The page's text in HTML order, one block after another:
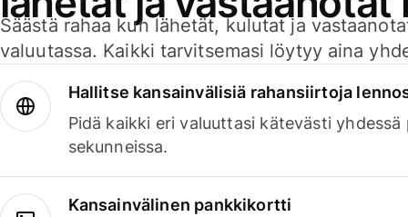
Säästä rahaa kun lähetät, kulutat ja
valuutassa. Kaikki tarvitsemasi löytyy aina
Hallitse kansainvälisiä rahansiirtoja
Pidä kaikki eri valuuttasi kätevästi yhdessä
sekunneissa.
Kansainvälinen pankkikortti